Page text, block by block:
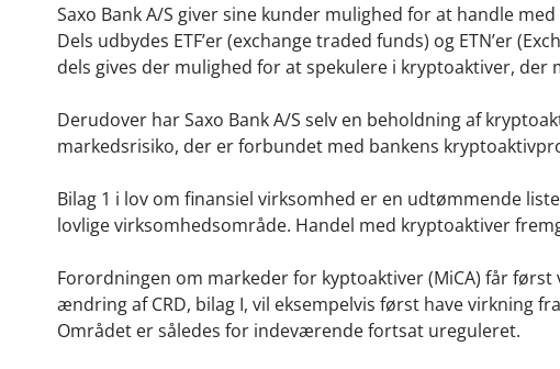
Saxo Bank A/S giver sine kunder mulighed for at handle
Dels udbydes ETF’er (exchange traded funds) og ETN’er
dels gives der mulighed for at spekulere i kryptoaktiver,
Derudover har Saxo Bank A/S selv en beholdning af
markedsrisiko, der er forbundet med bankens
Bilag 1 i lov om finansiel virksomhed er en udtømmende
lovlige virksomhedsområde. Handel med kryptoaktiver
Forordningen om markeder for kyptoaktiver (MiCA) får
ændring af CRD, bilag I, vil eksempelvis først have virkning
Området er således for indeværende fortsat ureguleret.